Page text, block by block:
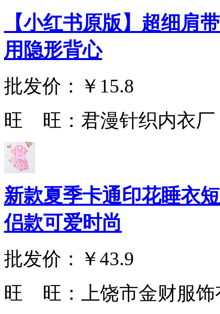
【小红书原版】超细肩
用隐形背心
批发价：
￥15.8
旺 旺： 君漫针织内衣厂
新款夏季卡通印花睡衣
侣款可爱时尚
批发价：
￥43.9
旺 旺：
上饶市金财服